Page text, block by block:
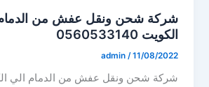
شركة شحن ونقل عفش من
الكويت 0560533140
admin /11/08/2022
شركة شحن ونقل عفش من الدمام الي